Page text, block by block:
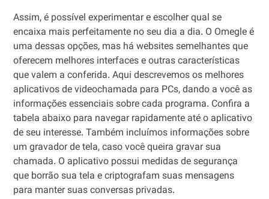
Assim, é possível experimentar e escolher qual se
encaixa mais perfeitamente no seu dia a dia. O Omegle é
uma dessas opções, mas há websites semelhantes que
oferecem melhores interfaces e outras características
que valem a conferida. Aqui descrevemos os melhores
aplicativos de videochamada para PCs, dando a você as
informações essenciais sobre cada programa. Confira a
tabela abaixo para navegar rapidamente até o aplicativo
de seu interesse. Também incluímos informações sobre
um gravador de tela, caso você queira gravar sua
chamada. O aplicativo possui medidas de segurança
que borrão sua tela e criptografam suas mensagens
para manter suas conversas privadas.